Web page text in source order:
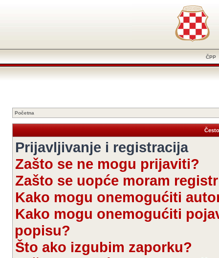
ČPP
Početna
Prijavljivanje i registracija
Zašto se ne mogu prijaviti?
Zašto se uopće moram
Kako mogu onemogućiti
Kako mogu onemogućiti
popisu?
Što ako izgubim zaporku?